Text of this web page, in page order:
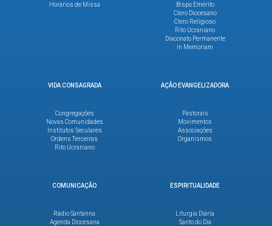
Horários de Missa
Bispo Emérito
Clero Diocesano
Clero Religioso
Rito Ucraniano
Diaconato Permanente
In Memoriam
VIDA CONSAGRADA
Congregações
Novas Comunidades
Institutos Seculares
Ordens Terceiras
Rito Ucraniano
AÇÃO EVANGELIZADORA
Pastorais
Movimentos
Associações
Organismos
COMUNICAÇÃO
Rádio Santanna
Agenda Diocesana
ESPIRITUALIDADE
Liturgia Diária
Santo do Dia